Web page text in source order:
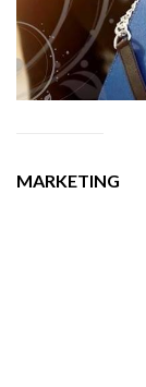
MARKETING